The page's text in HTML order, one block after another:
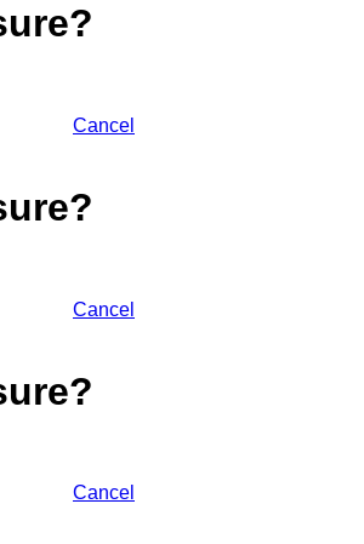
Cancel
Cancel
Cancel